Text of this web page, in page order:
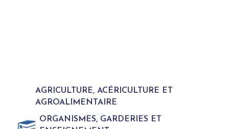
AGRICULTURE, ACÉRICULTURE ET
AGROALIMENTAIRE
ORGANISMES, GARDERIES ET